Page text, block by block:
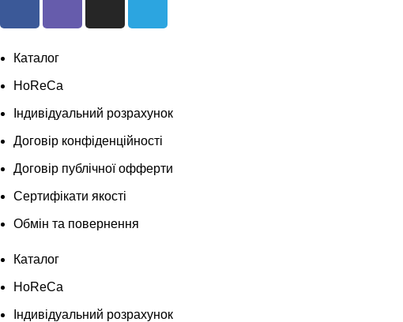
Каталог
HoReCa
Індивідуальний розрахунок
Договір конфіденційності
Договір публічної офферти
Сертифікати якості
Обмін та повернення
Каталог
HoReCa
Індивідуальний розрахунок